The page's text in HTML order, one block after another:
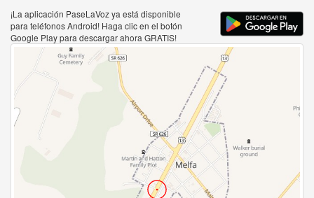
¡La aplicación PaseLaVoz ya está disponible
para teléfonos Android! Haga clic en el botón
Google Play para descargar ahora GRATIS!